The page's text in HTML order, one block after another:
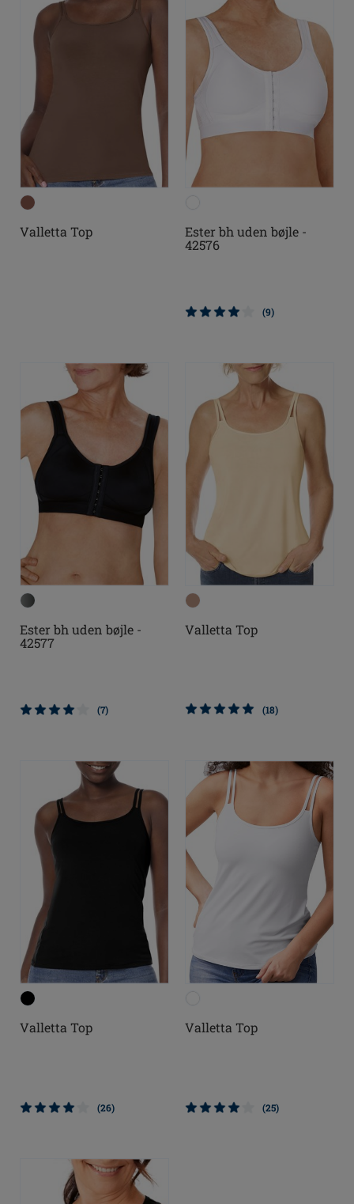
Valletta Top
Ester bh uden bøjle -
42576
(9)
Ester bh uden bøjle -
42577
(7)
Valletta Top
(18)
Valletta Top
(26)
Valletta Top
(25)